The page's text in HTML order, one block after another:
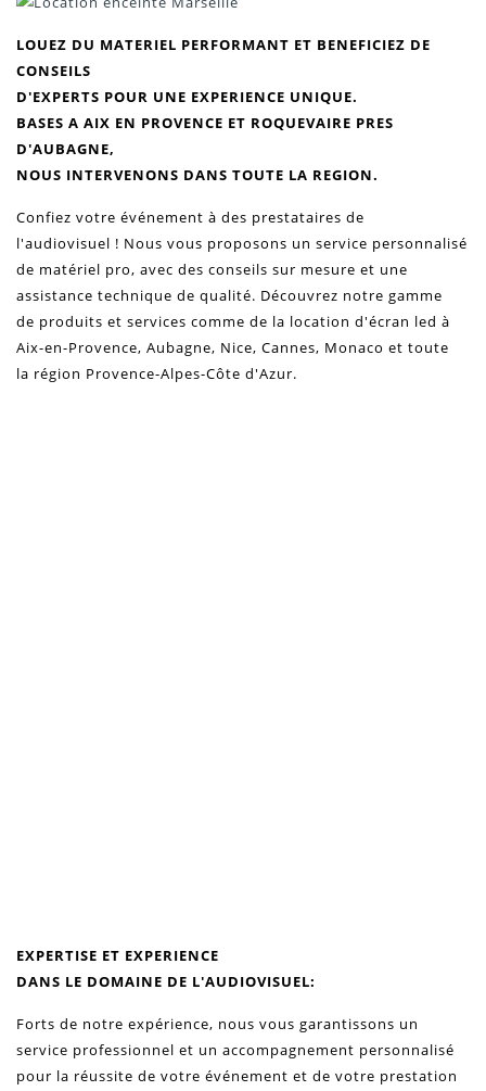
LOUEZ DU MATERIEL PERFORMANT ET BENEFICIEZ DE
CONSEILS
D'EXPERTS POUR UNE EXPERIENCE UNIQUE.
BASES A AIX EN PROVENCE ET ROQUEVAIRE PRES
D'AUBAGNE,
NOUS INTERVENONS DANS TOUTE LA REGION.
Confiez votre événement à des prestataires de
l'audiovisuel ! Nous vous proposons un service personnalisé
de matériel pro, avec des conseils sur mesure et une
assistance technique de qualité. Découvrez notre gamme
de produits et services comme de la location d'écran led à
Aix-en-Provence, Aubagne, Nice, Cannes, Monaco et toute
la région Provence-Alpes-Côte d'Azur.
EXPERTISE ET EXPERIENCE
DANS LE DOMAINE DE L'AUDIOVISUEL:
Forts de notre expérience, nous vous garantissons un
service professionnel et un accompagnement personnalisé
pour la réussite de votre événement et de votre prestation